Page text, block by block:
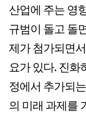
산업에 주는 영
규범이 돌고 돌
제가 첨가되면
요가 있다. 진화
정에서 추가되
의 미래 과제를